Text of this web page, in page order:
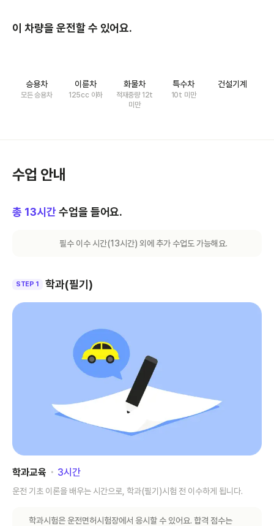
이 차량을 운전할 수 있어요.
승용차
모든 승용차
이륜차
125cc 이하
화물차
적재중량 12t
미만
특수차
10t 미만
건설기계
수업 안내
총 13시간 수업을 들어요.
필수 이수 시간(13시간) 외에 추가 수업도 가능해요.
STEP 1 학과(필기)
학과교육 ･ 3시간
운전 기초 이론을 배우는 시간으로, 학과(필기)시험 전 이수하게 됩니다.
학과시험은 운전면허시험장에서 응시할 수 있어요. 합격 점수는